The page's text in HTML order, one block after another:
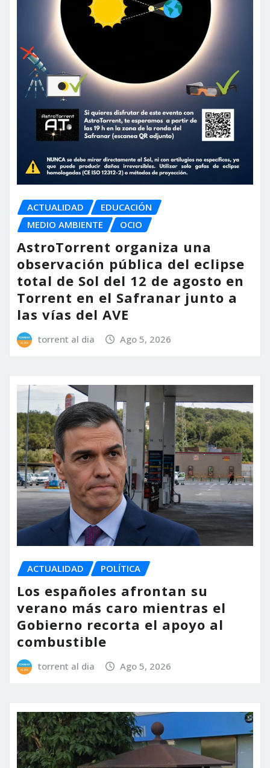
ACTUALIDAD
EDUCACIÓN
MEDIO AMBIENTE
OCIO
AstroTorrent organiza una
observación pública del eclipse
total de Sol del 12 de agosto en
Torrent en el Safranar junto a
las vías del AVE
torrent al dia Ago 5, 2026
ACTUALIDAD POLÍTICA
Los españoles afrontan su
verano más caro mientras el
Gobierno recorta el apoyo al
combustible
torrent al dia Ago 5, 2026